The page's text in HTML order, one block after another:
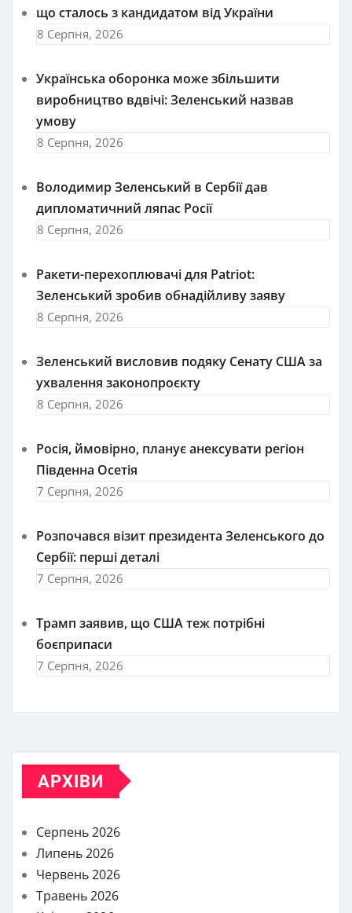
що сталось з кандидатом від України
8 Серпня, 2026
Українська оборонка може збільшити
виробництво вдвічі: Зеленський назвав
умову
8 Серпня, 2026
Володимир Зеленський в Сербії дав
дипломатичний ляпас Росії
8 Серпня, 2026
Ракети-перехоплювачі для Patriot:
Зеленський зробив обнадійливу заяву
8 Серпня, 2026
Зеленський висловив подяку Сенату США за
ухвалення законопроєкту
8 Серпня, 2026
Росія, ймовірно, планує анексувати регіон
Південна Осетія
7 Серпня, 2026
Розпочався візит президента Зеленського до
Сербії: перші деталі
7 Серпня, 2026
Трамп заявив, що США теж потрібні
боєприпаси
7 Серпня, 2026
АРХІВИ
Серпень 2026
Липень 2026
Червень 2026
Травень 2026